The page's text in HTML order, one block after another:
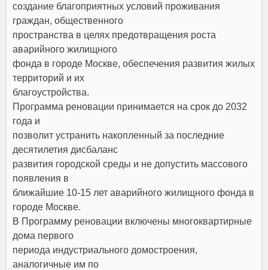
создание благоприятных условий проживания
граждан, общественного
пространства в целях предотвращения роста
аварийного жилищного
фонда в городе Москве, обеспечения развития жилых
территорий и их
благоустройства.
Программа реновации принимается на срок до 2032
года и
позволит устранить накопленный за последние
десятилетия дисбаланс
развития городской среды и не допустить массового
появления в
ближайшие 10-15 лет аварийного жилищного фонда в
городе Москве.
В Программу реновации включены многоквартирные
дома первого
периода индустриального домостроения,
аналогичные им по